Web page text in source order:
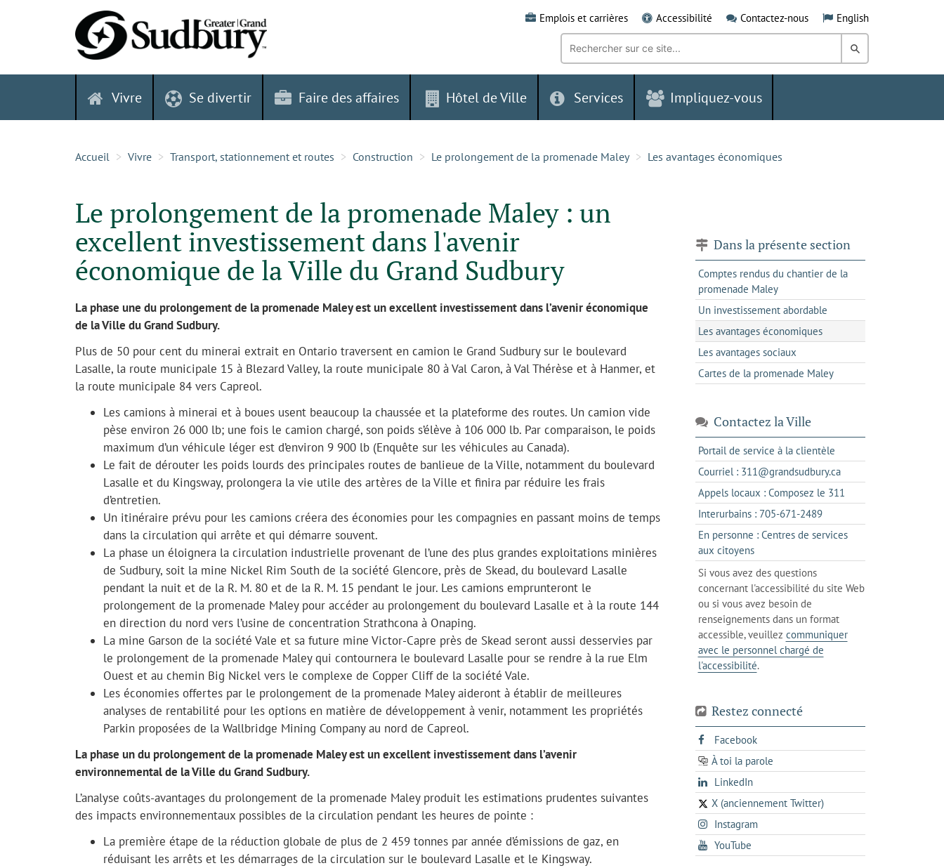
Emplois et carrières Accessibilité Contactez-nous English
Recherche
mot-
clé:
Rechercher
dans
Grand
Vivre Se divertir Faire des affaires Hôtel de Ville Services Impliquez-vous
Accueil Vivre Transport, stationnement et routes Construction Le prolongement de la promenade Maley Les avantages économiques
Le prolongement de la promenade Maley : un
excellent investissement dans l'avenir
économique de la Ville du Grand Sudbury
La phase une du prolongement de la promenade Maley est un excellent investissement dans l’avenir économique
de la Ville du Grand Sudbury.
Plus de 50 pour cent du minerai extrait en Ontario traversent en camion le Grand Sudbury sur le boulevard
Lasalle, la route municipale 15 à Blezard Valley, la route municipale 80 à Val Caron, à Val Thérèse et à Hanmer, et
la route municipale 84 vers Capreol.
Les camions à minerai et à boues usent beaucoup la chaussée et la plateforme des routes. Un camion vide
pèse environ 26 000 lb; une fois le camion chargé, son poids s’élève à 106 000 lb. Par comparaison, le poids
maximum d’un véhicule léger est d’environ 9 900 lb (Enquête sur les véhicules au Canada).
Le fait de dérouter les poids lourds des principales routes de banlieue de la Ville, notamment du boulevard
Lasalle et du Kingsway, prolongera la vie utile des artères de la Ville et finira par réduire les frais
d’entretien.
Un itinéraire prévu pour les camions créera des économies pour les compagnies en passant moins de temps
dans la circulation qui arrête et qui démarre souvent.
La phase un éloignera la circulation industrielle provenant de l’une des plus grandes exploitations minières
de Sudbury, soit la mine Nickel Rim South de la société Glencore, près de Skead, du boulevard Lasalle
pendant la nuit et de la R. M. 80 et de la R. M. 15 pendant le jour. Les camions emprunteront le
prolongement de la promenade Maley pour accéder au prolongement du boulevard Lasalle et à la route 144
en direction du nord vers l’usine de concentration Strathcona à Onaping.
La mine Garson de la société Vale et sa future mine Victor-Capre près de Skead seront aussi desservies par
le prolongement de la promenade Maley qui contournera le boulevard Lasalle pour se rendre à la rue Elm
Ouest et au chemin Big Nickel vers le complexe de Copper Cliff de la société Vale.
Les économies offertes par le prolongement de la promenade Maley aideront à établir de meilleures
analyses de rentabilité pour les options en matière de développement à venir, notamment les propriétés
Parkin proposées de la Wallbridge Mining Company au nord de Capreol.
La phase un du prolongement de la promenade Maley est un excellent investissement dans l’avenir
environnemental de la Ville du Grand Sudbury.
L’analyse coûts-avantages du prolongement de la promenade Maley produit les estimations prudentes suivantes
des impacts environnementaux possibles de la circulation pendant les heures de pointe :
La première étape de la réduction globale de plus de 2 459 tonnes par année d’émissions de gaz, en
réduisant les arrêts et les démarrages de la circulation sur le boulevard Lasalle et le Kingsway.
Dans la présente section
Comptes rendus du chantier de la
promenade Maley
Un investissement abordable
Les avantages économiques
Les avantages sociaux
Cartes de la promenade Maley
Contactez la Ville
Portail de service à la clientèles'ouvre
dans
un
nouvel
Courriel : 311@grandsudbury.cas'ouvre
dans
votre
de
Appels locaux : Composez le 311
dans
un
client
téléphone
Interurbains : 705-671-2489s'ouvre
dans
client
votre
En personne : Centres de services
aux citoyenss'ouvre
dans
l'onglet
actuel
Si vous avez des questions
concernant l'accessibilité du site Web
ou si vous avez besoin de
renseignements dans un format
accessible, veuillez communiquer
avec le personnel chargé de
l'accessibilité.
Restez connecté
Facebooks'ouvre
dans
un
onglet
À toi la parole
opens
in
a
new
tab
LinkedInopens
in
a
new
X (anciennement Twitter)
s'ouvre
dans
un
nouvel
Instagrams'ouvre
dans
un
YouTubes'ouvre
dans